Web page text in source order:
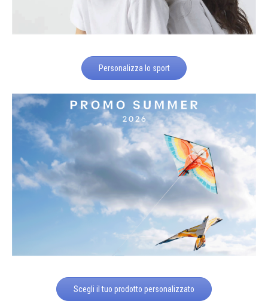
Personalizza lo sport
Scegli il tuo prodotto personalizzato